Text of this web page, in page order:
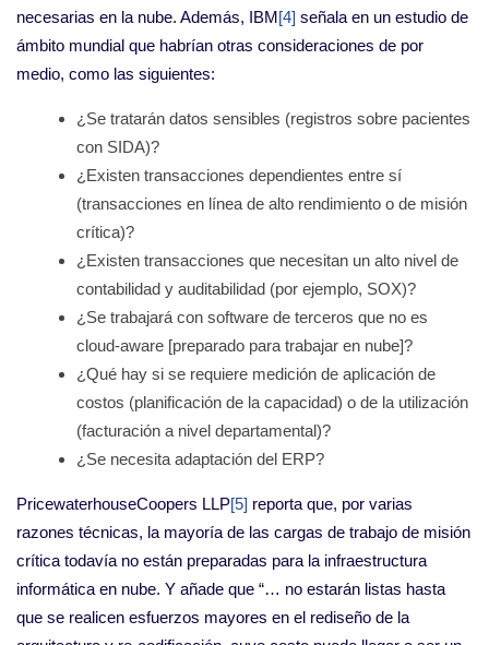
necesarias en la nube. Además, IBM[4] señala en un estudio de
ámbito mundial que habrían otras consideraciones de por
medio, como las siguientes:
¿Se tratarán datos sensibles (registros sobre pacientes
con SIDA)?
¿Existen transacciones dependientes entre sí
(transacciones en línea de alto rendimiento o de misión
crítica)?
¿Existen transacciones que necesitan un alto nivel de
contabilidad y auditabilidad (por ejemplo, SOX)?
¿Se trabajará con software de terceros que no es
cloud-aware [preparado para trabajar en nube]?
¿Qué hay si se requiere medición de aplicación de
costos (planificación de la capacidad) o de la utilización
(facturación a nivel departamental)?
¿Se necesita adaptación del ERP?
PricewaterhouseCoopers LLP[5] reporta que, por varias
razones técnicas, la mayoría de las cargas de trabajo de misión
crítica todavía no están preparadas para la infraestructura
informática en nube. Y añade que “… no estarán listas hasta
que se realicen esfuerzos mayores en el rediseño de la